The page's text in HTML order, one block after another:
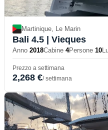
Martinique, Le Marin
Bali 4.5 | Vieques
Anno 2018Cabine 4Persone 10
Prezzo a settimana
2,268 €/ settimana